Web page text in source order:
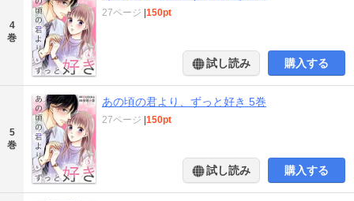
4
巻
27ページ |150pt
試し読み 購入する
5
巻
あの頃の君より、ずっと好き 5巻
27ページ |150pt
試し読み 購入する